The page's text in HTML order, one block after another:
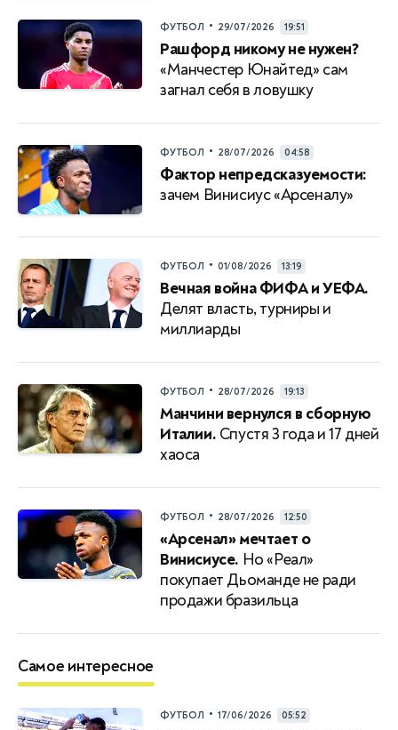
ФУТБОЛ • 29/07/2026 19:51
Рашфорд никому не нужен?
«Манчестер Юнайтед» сам
загнал себя в ловушку
ФУТБОЛ • 28/07/2026 04:58
Фактор непредсказуемости:
зачем Винисиус «Арсеналу»
ФУТБОЛ • 01/08/2026 13:19
Вечная война ФИФА и УЕФА.
Делят власть, турниры и
миллиарды
ФУТБОЛ • 28/07/2026 19:13
Манчини вернулся в сборную
Италии. Спустя 3 года и 17 дней
хаоса
ФУТБОЛ • 28/07/2026 12:50
«Арсенал» мечтает о
Винисиусе. Но «Реал»
покупает Дьоманде не ради
продажи бразильца
Самое интересное
ФУТБОЛ • 17/06/2026 05:52